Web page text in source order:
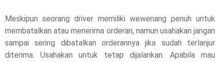
Meskipun seorang driver memiliki wewenang penuh untuk
membatalkan atau menerima orderan, namun usahakan jangan
sampai sering dibatalkan orderannya jika sudah terlanjur
diterima. Usahakan untuk tetap dijalankan. Apabila mau